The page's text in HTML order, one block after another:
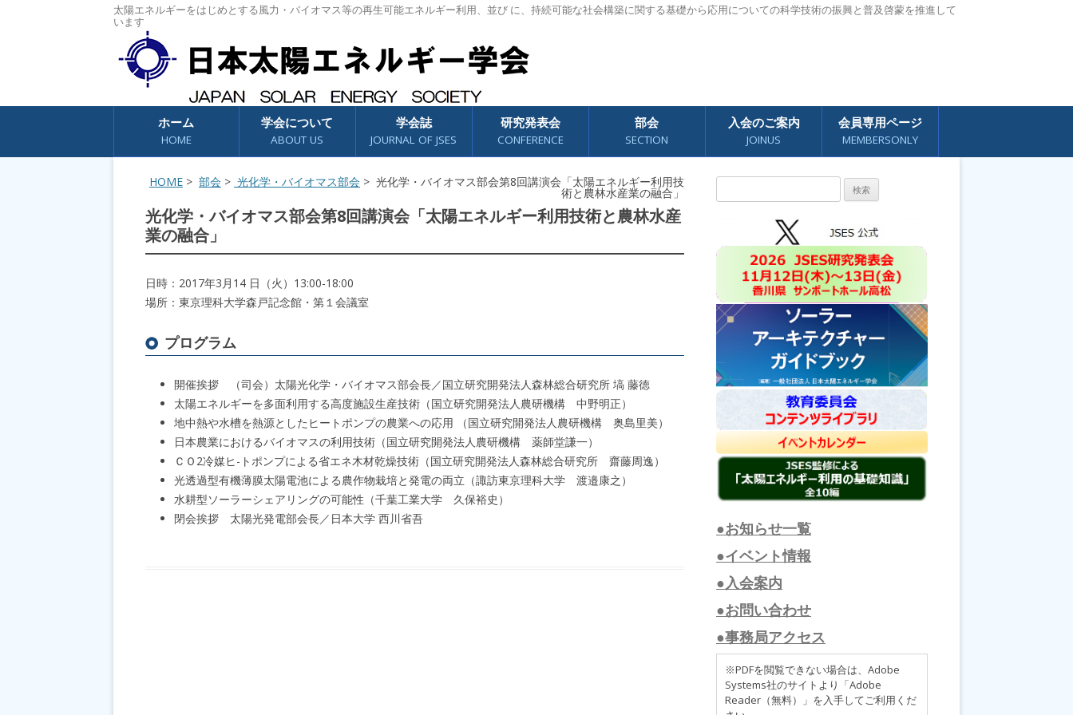
太陽エネルギーをはじめとする風力・バイオマス等の再生可能エネルギー利用、並び に、持続可能な社会構築に関する基礎から応用についての科学技術の振興と普及啓蒙を推進して
います
コンテンツへスキップ
ホーム
HOME
学会について
ABOUT US
学会誌
JOURNAL OF JSES
研究発表会
CONFERENCE
部会
SECTION
入会のご案内
JOINUS
会員専用ページ
MEMBERSONLY
HOME > 部会 > 光化学・バイオマス部会 > 光化学・バイオマス部会第8回講演会「太陽エネルギー利用技
術と農林水産業の融合」
光化学・バイオマス部会第8回講演会「太陽エネルギー利用技術と農林水産
業の融合」
日時：2017年3月14 日（火）13:00-18:00
場所：東京理科大学森戸記念館・第１会議室
プログラム
開催挨拶 （司会）太陽光化学・バイオマス部会長／国立研究開発法人森林総合研究所 塙 藤徳
太陽エネルギーを多面利用する高度施設生産技術（国立研究開発法人農研機構 中野明正）
地中熱や水槽を熱源としたヒートポンプの農業への応用 （国立研究開発法人農研機構 奥島里美）
日本農業におけるバイオマスの利用技術（国立研究開発法人農研機構 薬師堂謙一）
ＣＯ2冷媒ヒ-トポンプによる省エネ木材乾燥技術（国立研究開発法人森林総合研究所 齋藤周逸）
光透過型有機薄膜太陽電池による農作物栽培と発電の両立（諏訪東京理科大学 渡邉康之）
水耕型ソーラーシェアリングの可能性（千葉工業大学 久保裕史）
閉会挨拶 太陽光発電部会長／日本大学 西川省吾
索:
●お知らせ一覧
●イベント情報
●入会案内
●お問い合わせ
●事務局アクセス
※PDFを閲覧できない場合は、Adobe
Systems社のサイトより「Adobe
Reader（無料）」を入手してご利用くだ